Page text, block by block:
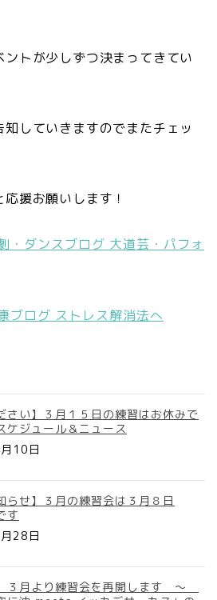
トが少しずつ決まってきてい
していきますのでまたチェッ
援お願いします！
さい】３月１５日の練習はお休みで
ケジュール＆ニュース
10日
らせ】３月の練習会は３月８日
す
28日
３月より練習会を再開します ～